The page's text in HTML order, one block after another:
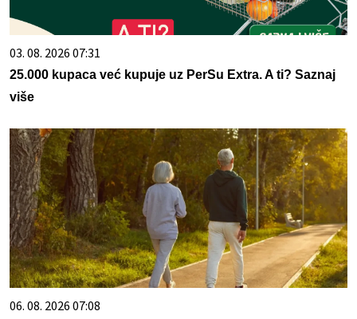
03. 08. 2026 07:31
25.000 kupaca već kupuje uz PerSu Extra. A ti? Saznaj
više
06. 08. 2026 07:08